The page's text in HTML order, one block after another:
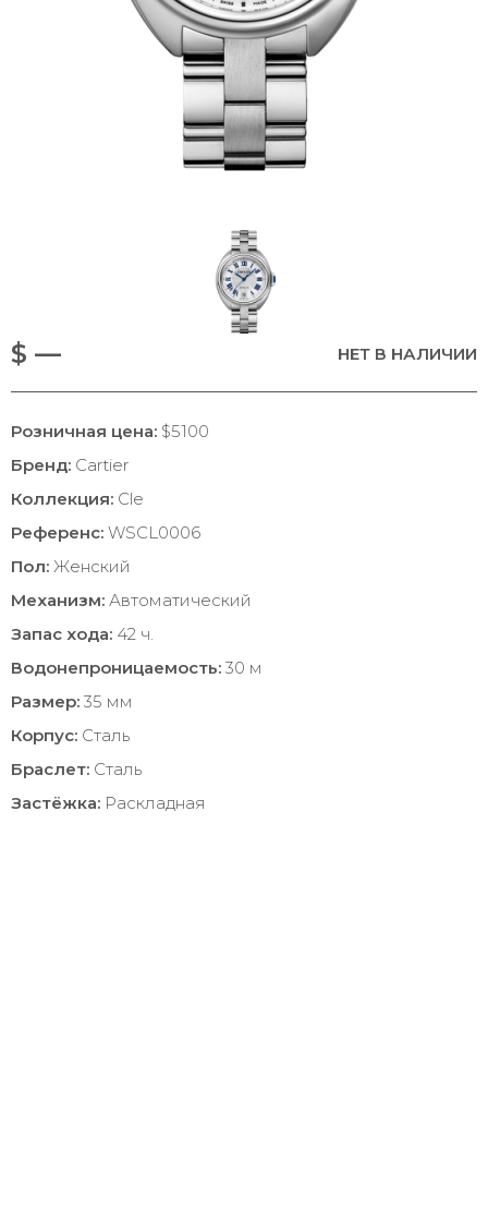
$ — НЕТ В НАЛИЧИИ
Розничная цена: $5100
Бренд: Cartier
Коллекция: Cle
Референс: WSCL0006
Пол: Женский
Механизм: Автоматический
Запас хода: 42 ч.
Водонепроницаемость: 30 м
Размер: 35 мм
Корпус: Сталь
Браслет: Сталь
Застёжка: Раскладная